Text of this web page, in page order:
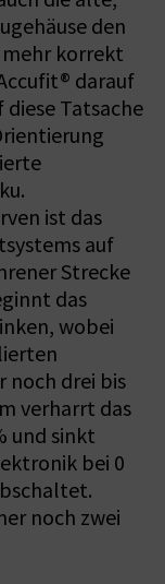
den
korrekt
darauf
diese Tatsache
ist das
auf
Strecke
das
wobei
noch drei bis
verharrt das
und sinkt
bei 0
noch zwei